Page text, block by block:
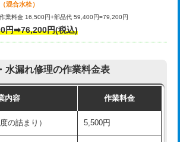
未満）
㎝以上）
10㎝まで） 27,500円
10㎝超え） 38,500円
栓（壁付・デッキ
16,500円+材料費
））
部品） 11,000円+材料費
栓） 13,200円
水栓） 16,500円
混合水栓）
業料金 16,500円+部品代 59,400円=79,200円
円➡76,200円(税込)
水漏れ修理の作業料金表
内容 作業料金
の詰まり） 5,500円